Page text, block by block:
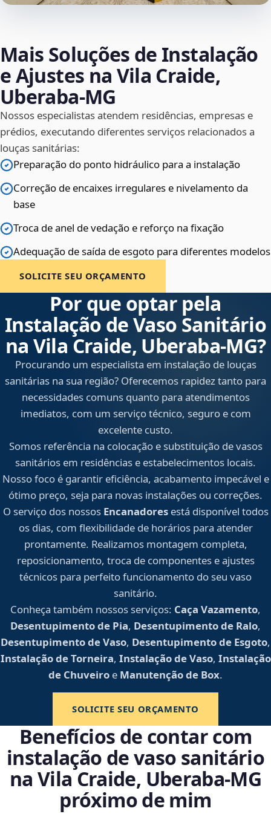
Mais Soluções de Instalação
e Ajustes na Vila Craide,
Uberaba‑MG
Nossos especialistas atendem residências, empresas e
prédios, executando diferentes serviços relacionados a
louças sanitárias:
Preparação do ponto hidráulico para a instalação
Correção de encaixes irregulares e nivelamento da
base
Troca de anel de vedação e reforço na fixação
Adequação de saída de esgoto para diferentes modelos
SOLICITE SEU ORÇAMENTO
Por que optar pela
Instalação de Vaso Sanitário
na Vila Craide, Uberaba‑MG?
Procurando um especialista em instalação de louças
sanitárias na sua região? Oferecemos rapidez tanto para
necessidades comuns quanto para atendimentos
imediatos, com um serviço técnico, seguro e com
excelente custo.
Somos referência na colocação e substituição de vasos
sanitários em residências e estabelecimentos locais.
Nosso foco é garantir eficiência, acabamento impecável e
ótimo preço, seja para novas instalações ou correções.
O serviço dos nossos Encanadoresestá disponível todos
os dias, com flexibilidade de horários para atender
prontamente. Realizamos montagem completa,
reposicionamento, troca de componentes e ajustes
técnicos para perfeito funcionamento do seu vaso
sanitário.
Conheça também nossos serviços: Caça Vazamento,
Desentupimento de Pia, Desentupimento de Ralo,
Desentupimento de Vaso, Desentupimento de Esgoto,
Instalação de Torneira, Instalação de Vaso, Instalação
de Chuveiro e Manutenção de Box.
SOLICITE SEU ORÇAMENTO
Benefícios de contar com
instalação de vaso sanitário
na Vila Craide, Uberaba‑MG
próximo de mim